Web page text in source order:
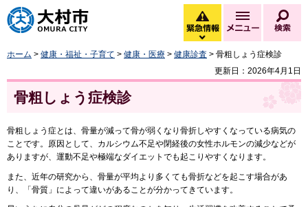
大村市
緊急情報
緊急情報を開く
メニュー
ホーム > 健康・福祉・子育て > 健康・医療 > 健康診査 > 骨粗しょう症検診
更新日：2026年4月1日
骨粗しょう症検診
骨粗しょう症とは、骨量が減って骨が弱くなり骨折しやすくなっている病気の
ことです。原因として、カルシウム不足や閉経後の女性ホルモンの減少などが
ありますが、運動不足や極端なダイエットでも起こりやすくなります。
また、近年の研究から、骨量が平均より多くても骨折などを起こす場合があ
り、「骨質」によって違いがあることが分かってきています。